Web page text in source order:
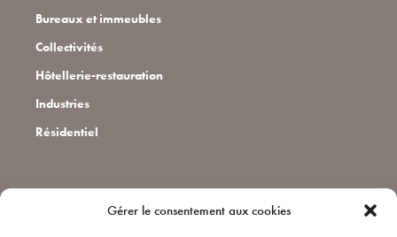
Gérer le consentement aux cookies
Bureaux et immeubles
Collectivités
Hôtellerie-restauration
Industries
Résidentiel